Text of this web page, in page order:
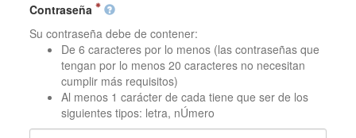
Contraseña
Su contraseña debe de contener:
De 6 caracteres por lo menos (las contraseñas que
tengan por lo menos 20 caracteres no necesitan
cumplir más requisitos)
Al menos 1 carácter de cada tiene que ser de los
siguientes tipos: letra, nÚmero